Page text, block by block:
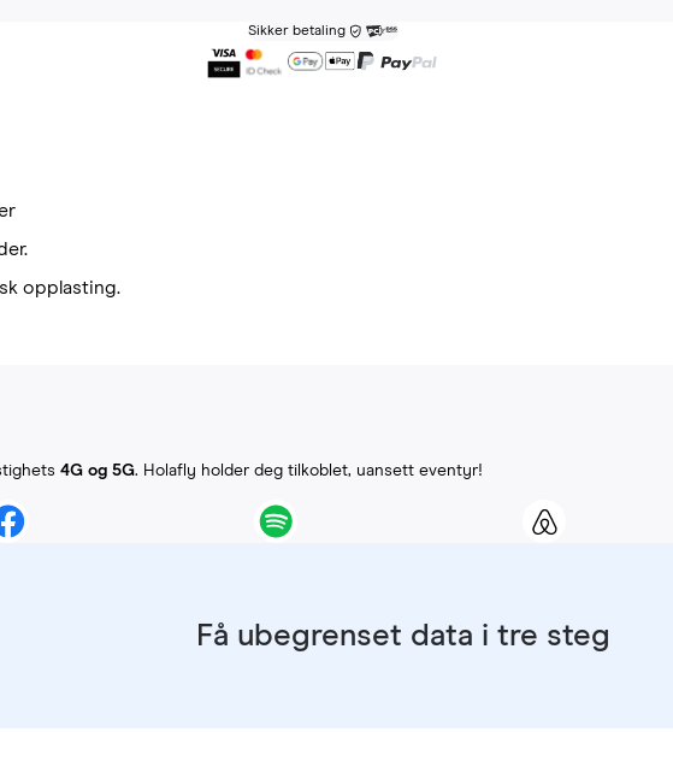
Sikker betaling
opplasting.
4G og 5G. Holafly holder deg tilkoblet, uansett eventyr!
Få ubegrenset data i tre steg